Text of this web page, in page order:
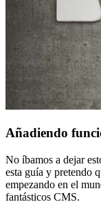
Añadiendo
No íbamos a dejar
esta guía y pretendo
empezando en el
fantásticos CMS.